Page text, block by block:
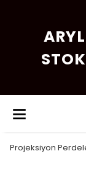
Projeksiyon